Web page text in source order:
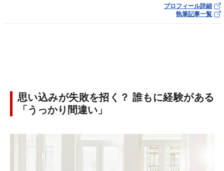
プロフィール詳細
執筆記事一覧
思い込みが失敗を招く？ 誰もに経験がある
「うっかり間違い」